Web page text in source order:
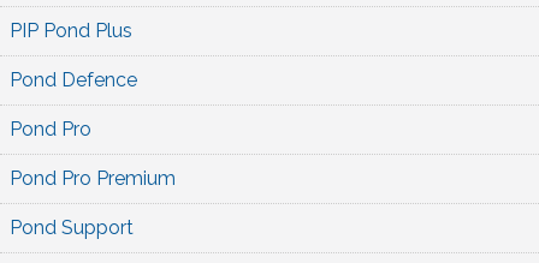
PIP Pond Plus
Pond Defence
Pond Pro
Pond Pro Premium
Pond Support